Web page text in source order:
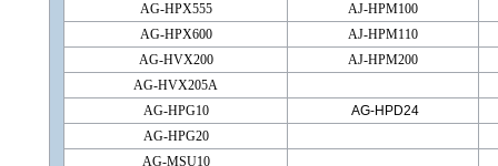
AG-HPX555
AJ-HPM100
AG-HPX600
AJ-HPM110
AG-HVX200
AJ-HPM200
AG-HVX205A
AG-HPG10
AG-HPD24
AG-HPG20
AG-MSU10